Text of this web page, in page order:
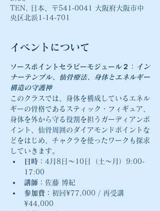
TEN, 日本、〒541-0041 大阪府大阪市中
央区北浜1-14-701
イベントについて
ソースポイントセラピーモジュール２： イン
ナーテンプル、仙骨療法、身体とエネルギー
構造の守護神
このクラスでは、身体を構成しているエネル
ギーの骨格であるスティック・フィギュア、
身体を外から守る役割を担うガーディアンポ
イント、仙骨周囲のダイアモンドポイントな
どをはじめ、チャクラを使ったワークも探求
していきます。
日時： 4月8日〜10日（土〜月）9:00-
17:00
講師： 佐藤 博紀
参加費： 初回¥77,000 / 再受講
¥44,000